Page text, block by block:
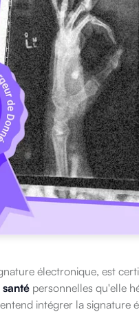
électronique, est
santé personnelles qu'elle
intégrer la signature